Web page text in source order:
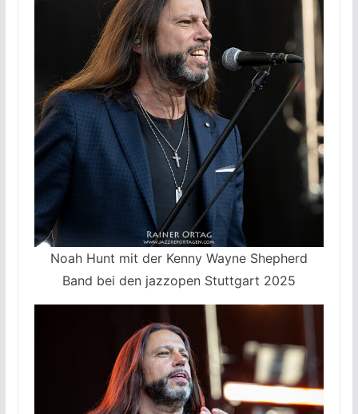
Noah Hunt mit der Kenny Wayne Shepherd
Band bei den jazzopen Stuttgart 2025